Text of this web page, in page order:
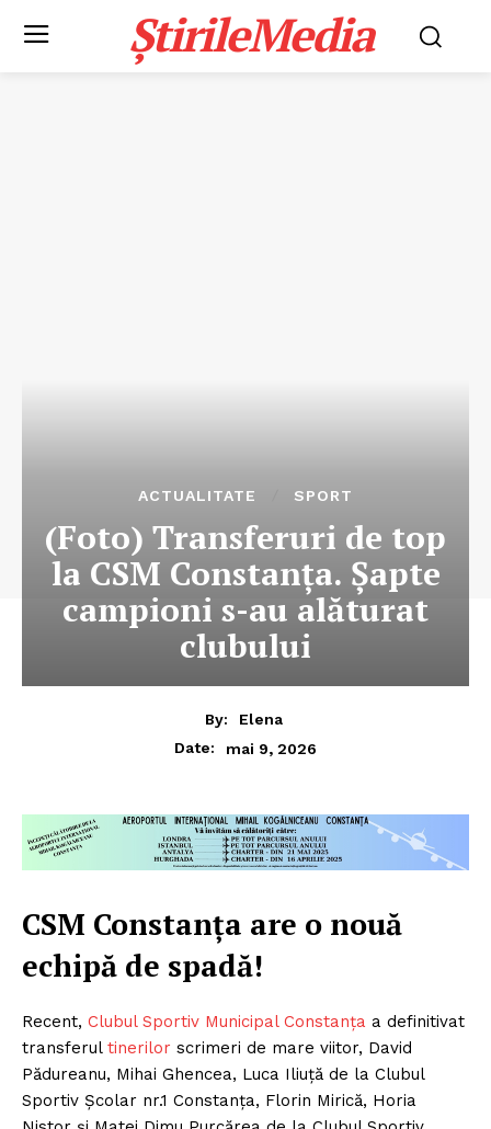
ȘtirileMedia
ACTUALITATE SPORT
(Foto) Transferuri de top
la CSM Constanța. Șapte
campioni s-au alăturat
clubului
By:
Elena
Date:
mai 9, 2026
CSM Constanța are o nouă
echipă de spadă!
Recent, Clubul Sportiv Municipal Constanța a definitivat
transferul tinerilor scrimeri de mare viitor, David
Pădureanu, Mihai Ghencea, Luca Iliuță de la Clubul
Sportiv Școlar nr.1 Constanța, Florin Mirică, Horia